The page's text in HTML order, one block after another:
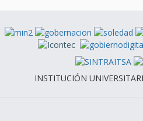
INSTITUCIÓN